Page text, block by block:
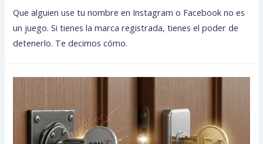
Que alguien use tu nombre en Instagram o Facebook no es
un juego. Si tienes la marca registrada, tienes el poder de
detenerlo. Te decimos cómo.